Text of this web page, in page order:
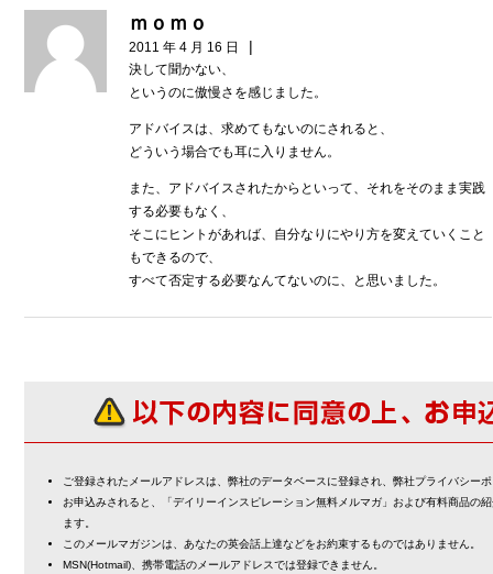
ｍｏｍｏ
2011 年 4 月 16 日 |
決して聞かない、
というのに傲慢さを感じました。
アドバイスは、求めてもないのにされると、
どういう場合でも耳に入りません。
また、アドバイスされたからといって、それをそのまま実践
する必要もなく、
そこにヒントがあれば、自分なりにやり方を変えていくこと
もできるので、
すべて否定する必要なんてないのに、と思いました。
ご登録されたメールアドレスは、弊社のデータベースに登録され、弊社プライバシー
お申込みされると、「デイリーインスピレーション無料メルマガ」および有料商品の
ます。
このメールマガジンは、あなたの英会話上達などをお約束するものではありません。
MSN(Hotmail)、携帯電話のメールアドレスでは登録できません。